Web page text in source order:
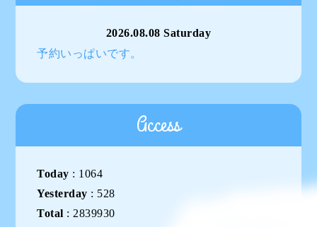
2026.08.08 Saturday
予約いっぱいです。
Access
Today : 1064
Yesterday : 528
Total : 2839930